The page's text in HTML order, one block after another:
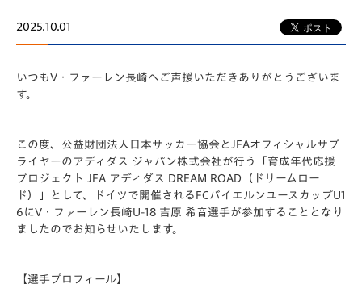
2025.10.01
いつもV・ファーレン長崎へご声援いただきありがとうございま
す。
この度、公益財団法人日本サッカー協会とJFAオフィシャルサプ
ライヤーのアディダス ジャパン株式会社が行う「育成年代応援
プロジェクト JFA アディダス DREAM ROAD（ドリームロー
ド）」として、ドイツで開催されるFCバイエルンユースカップU1
6にV・ファーレン長崎U-18 吉原 希音選手が参加することとなり
ましたのでお知らせいたします。
【選手プロフィール】